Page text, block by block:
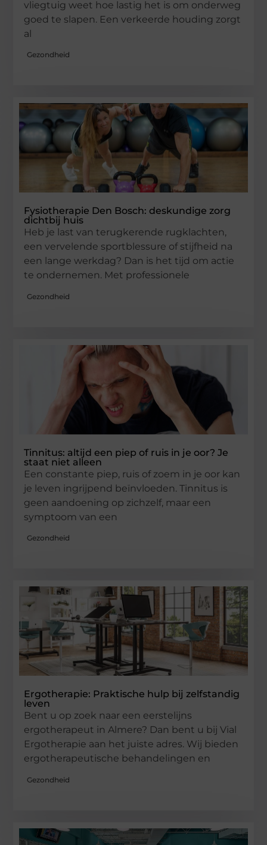
vliegtuig weet hoe lastig het is om onderweg
goed te slapen. Een verkeerde houding zorgt
al
Gezondheid
Fysiotherapie Den Bosch: deskundige zorg
dichtbij huis
Heb je last van terugkerende rugklachten,
een vervelende sportblessure of stijfheid na
een lange werkdag? Dan is het tijd om actie
te ondernemen. Met professionele
Gezondheid
Tinnitus: altijd een piep of ruis in je oor? Je
staat niet alleen
Een constante piep, ruis of zoem in je oor kan
je leven ingrijpend beïnvloeden. Tinnitus is
geen aandoening op zichzelf, maar een
symptoom van een
Gezondheid
Ergotherapie: Praktische hulp bij zelfstandig
leven
Bent u op zoek naar een eerstelijns
ergotherapeut in Almere? Dan bent u bij Vial
Ergotherapie aan het juiste adres. Wij bieden
ergotherapeutische behandelingen en
Gezondheid